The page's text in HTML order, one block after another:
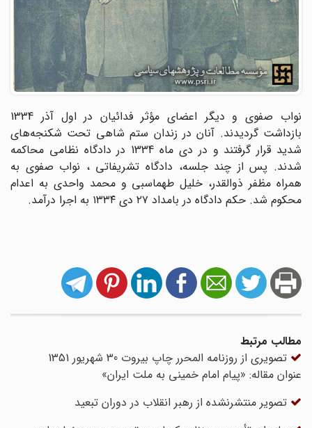
نواب صفوی و دیگر اعضای مؤثر فدائیان در اول آذر 1334
بازداشت گردیدند. آنان در زندان ستم شاهی تحت شکنجه‌های
شدید قرار گرفتند و در دی ماه 1334 در دادگاه نظامی محاکمه
شدند. پس از چند جلسه، دادگاه تشریفاتی ، نواب صفوی به
همراه مظفر ذوالقدر، خلیل طهماسبی و محمد واحدی به اعدام
محکوم شد. حکم دادگاه در بامداد ۲۷ دی ۱۳۳۴ به اجرا درآمد.
مطالب مرتبط
تصویری از روزنامه المحرر چاپ بیروت 30 شهریور 1351
عنوان مقاله: «پیام امام خمینی به ملت ایران»
تصویر منتشرنشده از رهبر انقلاب در دوران تبعید